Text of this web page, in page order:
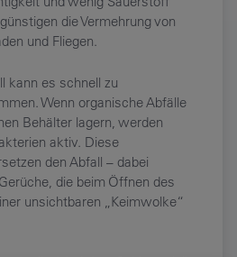
die Vermehrung von
und Fliegen.
kann es schnell zu
Wenn organische Abfälle
Behälter lagern, werden
aktiv. Diese
den Abfall – dabei
die beim Öffnen des
unsichtbaren „Keimwolke“